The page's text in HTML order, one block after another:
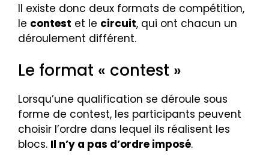
Il existe donc deux formats de compétition,
le contest et le circuit, qui ont chacun un
déroulement différent.
Le format « contest »
Lorsqu’une qualification se déroule sous
forme de contest, les participants peuvent
choisir l’ordre dans lequel ils réalisent les
blocs. Il n’y a pas d’ordre imposé.